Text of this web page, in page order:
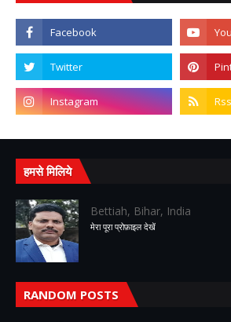
हमसे मिलिये
Bettiah, Bihar, India
मेरा पूरा प्रोफ़ाइल देखें
RANDOM POSTS